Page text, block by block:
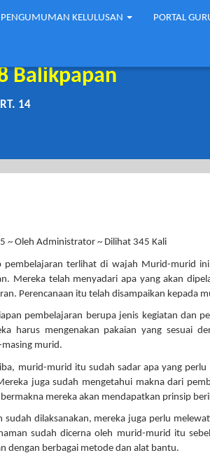
PENGUMUMAN KELULUSAN PORTAL
Balikpapan
14
~ Oleh Administrator ~ Dilihat 345 Kali
pembelajaran terlihat di wajah Murid-murid
Mereka telah menyadari apa yang akan
Perencanaan itu telah disampaikan kepada
pembelajaran berupa jenis kegiatan dan
harus mengenakan pakaian yang sesuai
murid.
murid-murid itu sudah sadar apa yang
juga sudah mengetahui makna dari
mereka akan mendapatkan prinsip
sudah dilaksanakan, mereka juga perlu
sudah dicerna oleh murid-murid itu
dengan berbagai metode dan alat bantu.